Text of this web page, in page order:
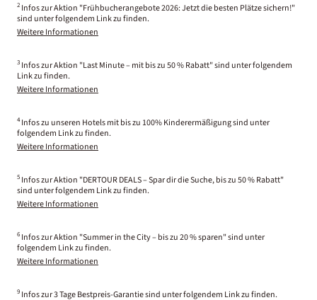
2 Infos zur Aktion "Frühbucherangebote 2026: Jetzt die besten Plätze sichern!"
sind unter folgendem Link zu finden.
Weitere Informationen
3 Infos zur Aktion "Last Minute – mit bis zu 50 % Rabatt" sind unter folgendem
Link zu finden.
Weitere Informationen
4 Infos zu unseren Hotels mit bis zu 100% Kinderermäßigung sind unter
folgendem Link zu finden.
Weitere Informationen
5 Infos zur Aktion "DERTOUR DEALS – Spar dir die Suche, bis zu 50 % Rabatt"
sind unter folgendem Link zu finden.
Weitere Informationen
6 Infos zur Aktion "Summer in the City – bis zu 20 % sparen" sind unter
folgendem Link zu finden.
Weitere Informationen
9 Infos zur 3 Tage Bestpreis-Garantie sind unter folgendem Link zu finden.